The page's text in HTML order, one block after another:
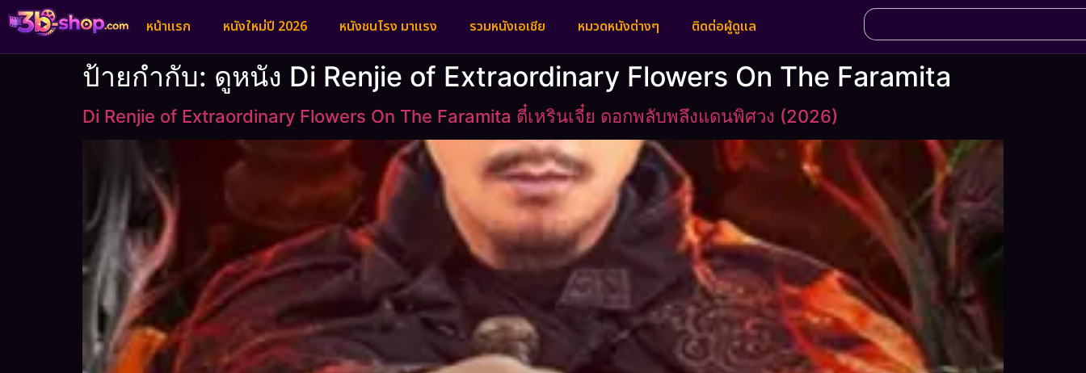
หน้าแรก หนังใหม่ปี 2026 หนังชนโรง มาแรง รวมหนังเอเชีย หมวดหนังต่างๆ ติดต่อผู้ดูแล
ป้ายกำกับ: ดูหนัง Di Renjie of Extraordinary Flowers On The Faramita
Di Renjie of Extraordinary Flowers On The Faramita ตี๋เหรินเจี๋ย ดอกพลับพลึงแดนพิศวง (2026)